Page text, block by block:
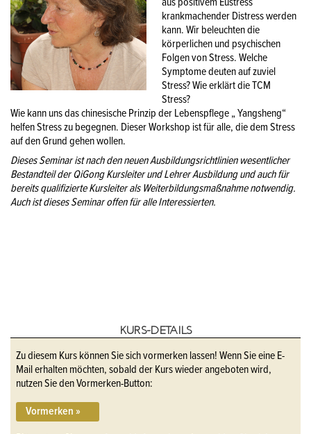
krankmachender Distress werden
kann. Wir beleuchten die
körperlichen und psychischen
Folgen von Stress. Welche
Symptome deuten auf zuviel
Stress? Wie erklärt die TCM
Stress?
Wie kann uns das chinesische Prinzip der Lebenspflege „ Yangsheng“
helfen Stress zu begegnen. Dieser Workshop ist für alle, die dem Stress
auf den Grund gehen wollen.
Dieses Seminar ist nach den neuen Ausbildungsrichtlinien wesentlicher
Bestandteil der QiGong Kursleiter und Lehrer Ausbildung und auch für
bereits qualifizierte Kursleiter als Weiterbildungsmaßnahme notwendig.
Auch ist dieses Seminar offen für alle Interessierten.
KURS-DETAILS
Zu diesem Kurs können Sie sich vormerken lassen! Wenn Sie eine E-
Mail erhalten möchten, sobald der Kurs wieder angeboten wird,
nutzen Sie den Vormerken-Button:
Vormerken »